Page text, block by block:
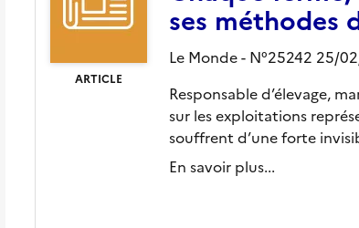
ARTICLE
ses méthodes
Le Monde - N°25242 25/
Responsable d’élevage,
sur les exploitations
souffrent d’une forte
En savoir plus...